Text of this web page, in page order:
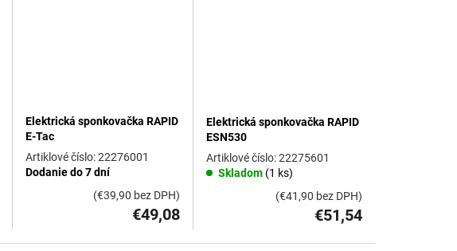
Elektrická sponkovačka RAPID
E-Tac
Dodanie do 7 dní
22276001
€49,08
(€39,90 bez DPH)
Elektrická sponkovačka RAPID
ESN530
Skladom (1 ks)
22275601
€51,54
(€41,90 bez DPH)